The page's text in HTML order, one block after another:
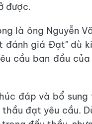
được.
là ông Nguyễn
đánh giá Đạt" dù
cầu ban đầu
đáp và bổ sung
đạt yêu cầu.